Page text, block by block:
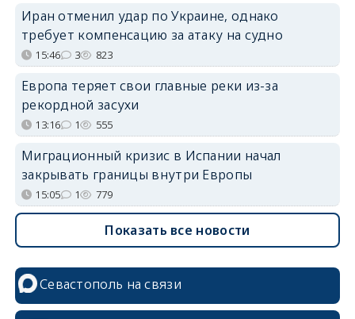
Иран отменил удар по Украине, однако
требует компенсацию за атаку на судно
15:46 3 823
Европа теряет свои главные реки из-за
рекордной засухи
13:16 1 555
Миграционный кризис в Испании начал
закрывать границы внутри Европы
15:05 1 779
Показать все новости
Севастополь на связи